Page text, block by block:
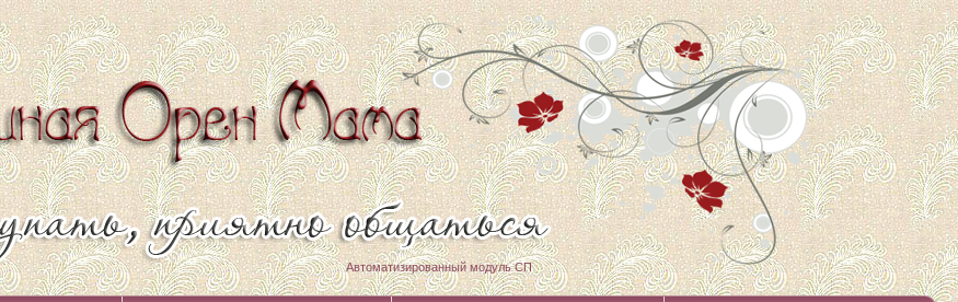
Автоматизированный модуль СП